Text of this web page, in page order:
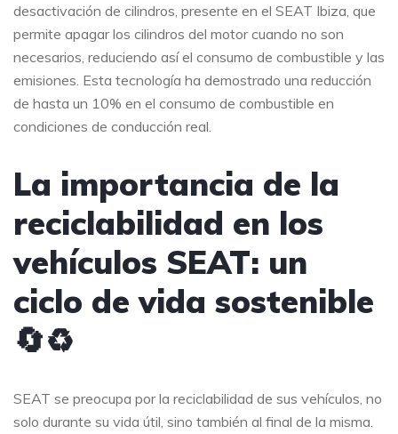
desactivación de cilindros, presente en el SEAT Ibiza, que
permite apagar los cilindros del motor cuando no son
necesarios, reduciendo así el consumo de combustible y las
emisiones. Esta tecnología ha demostrado una reducción
de hasta un 10% en el consumo de combustible en
condiciones de conducción real.
La importancia de la
reciclabilidad en los
vehículos SEAT: un
ciclo de vida sostenible
🔄♻️
SEAT se preocupa por la reciclabilidad de sus vehículos, no
solo durante su vida útil, sino también al final de la misma.